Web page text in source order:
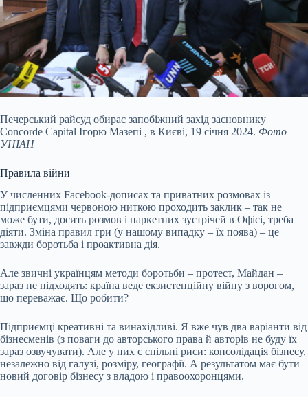
Печерський райсуд обирає запобіжний захід засновнику
Concorde Capital Ігорю Мазепі , в Києві, 19 січня 2024. Фото
УНІАН
Правила війни
У численних Facebook-дописах та приватних розмовах із
підприємцями червоною ниткою проходить заклик – так не
може бути, досить розмов і паркетних зустрічей в Офісі, треба
діяти. Зміна правил гри (у нашому випадку – їх поява) – це
завжди боротьба і проактивна дія.
Але звичні українцям методи боротьби – протест, Майдан –
зараз не підходять: країна веде екзистенційну війну з ворогом,
що переважає. Що робити?
Підприємці креативні та винахідливі. Я вже чув два варіанти від
бізнесменів (з поваги до авторського права й авторів не буду їх
зараз озвучувати). Але у них є спільні риси: консолідація бізнесу,
незалежно від галузі, розміру, географії. А результатом має бути
новий договір бізнесу з владою і правоохоронцями.